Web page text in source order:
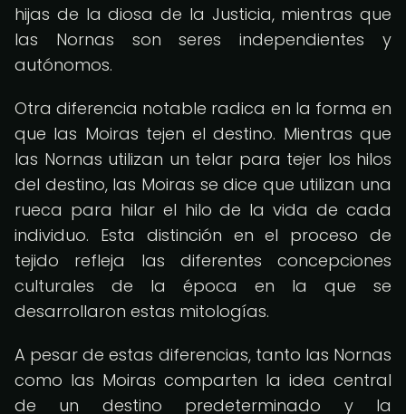
hijas de la diosa de la Justicia, mientras que
las Nornas son seres independientes y
autónomos.
Otra diferencia notable radica en la forma en
que las Moiras tejen el destino. Mientras que
las Nornas utilizan un telar para tejer los hilos
del destino, las Moiras se dice que utilizan una
rueca para hilar el hilo de la vida de cada
individuo. Esta distinción en el proceso de
tejido refleja las diferentes concepciones
culturales de la época en la que se
desarrollaron estas mitologías.
A pesar de estas diferencias, tanto las Nornas
como las Moiras comparten la idea central
de un destino predeterminado y la